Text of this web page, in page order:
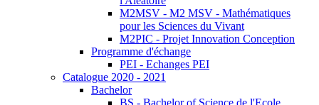
M2MSV - M2 MSV - Mathématiques
pour les Sciences du Vivant
M2PIC - Projet Innovation Conception
Programme d'échange
PEI - Echanges PEI
Catalogue 2020 - 2021
Bachelor
BS - Bachelor of Science de l'Ecole